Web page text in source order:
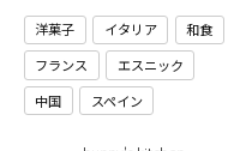
洋菓子 イタリア
和食
フランス
エスニック
中国
スペイン